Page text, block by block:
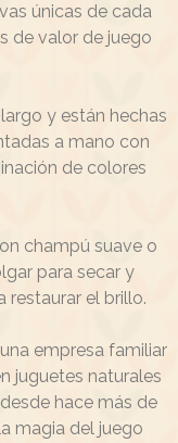
únicas de cada
de valor de juego
y están hechas
a mano con
de colores
champú suave o
para secar y
restaurar el brillo.
empresa familiar
juguetes naturales
hace más de
magia del juego